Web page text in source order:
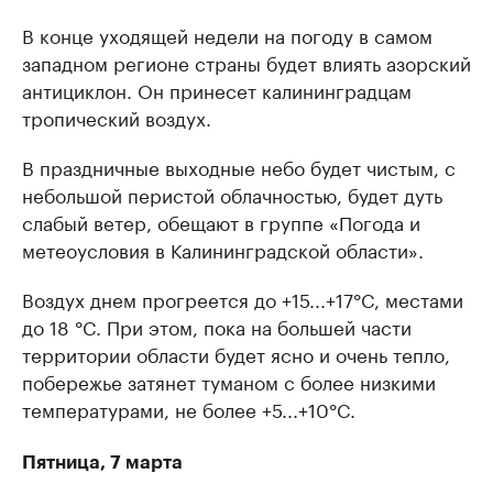
В конце уходящей недели на погоду в самом
западном регионе страны будет влиять азорский
антициклон. Он принесет калининградцам
тропический воздух.
В праздничные выходные небо будет чистым, с
небольшой перистой облачностью, будет дуть
слабый ветер, обещают в группе «Погода и
метеоусловия в Калининградской области».
Воздух днем прогреется до +15...+17°C, местами
до 18 °C. При этом, пока на большей части
территории области будет ясно и очень тепло,
побережье затянет туманом с более низкими
температурами, не более +5...+10°C.
Пятница, 7 марта